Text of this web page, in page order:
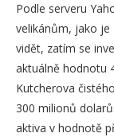
Podle serveru
velikánům, jako je
vidět, zatím se
aktuálně hodnotu
Kutcherova
300 milionů
aktiva v hodnotě